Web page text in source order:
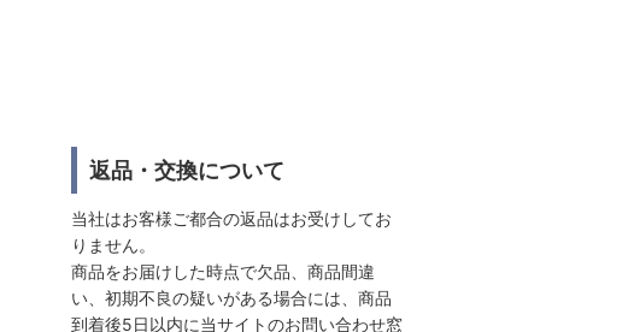
返品・交換について
当社はお客様ご都合の返品はお受けしてお
りません。
商品をお届けした時点で欠品、商品間違
い、初期不良の疑いがある場合には、商品
到着後5日以内に当サイトのお問い合わせ窓